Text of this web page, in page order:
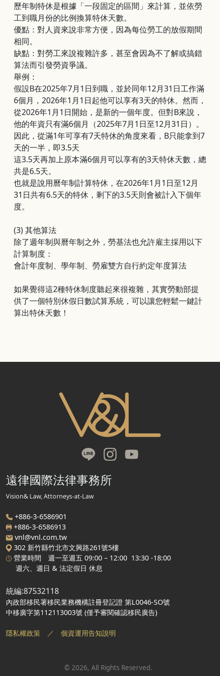
歷年制特休是根據「一段固定的區間」來計算，並依勞
工到職月份的比例換算特休天數。
優點：對人資來說非常方便，因為每位勞工的放假期間
相同。
缺點：對勞工來說複雜許多，甚至會因為不了解或搞錯
算法而引發勞資爭議。
舉例：
假設B在2025年7月1日到職，並於同年12月31日工作滿
6個月，2026年1月1日起他可以享有3天的特休。然而，
從2026年1月1日開始，是新的一個年度。但對B來說，
他的年資只有滿6個月（2025年7月1日至12月31日）。
因此，從滿1年可享有7天特休的角度來看，B只能拿到7
天的一半，即3.5天
這3.5天再加上原本滿6個月可以享有的3天特休天數，總
共是6.5天。
也就是說用曆年制計算特休，在2026年1月1日至12月
31日共有6.5天的特休，剩下的3.5天則會被計入下個年
度。
(3)其他算法
除了週年制與曆年制之外，勞基法也允許雇主採用以下
計算制度：
會計年度制、學年制、勞雇雙方自行約定年度算法
如果覺得這2種特休制度聽起來很複雜，其實勞動部提
供了一個特別休假日數試算系統，可以讓您輕鬆一鍵計
算出特休天數！
遠律國際法律事務所
Vision& Law, Attorneys-at-Law
+886-3-6586901
+886-3-6586913
vnl@vnl.com.tw
302 新竹縣竹北市文興路261號5樓
營業時間 週一至週五 09:00 – 12:00 13:30 -18:00
週六、週日 & 法定假日 休息
統編:87532118
內政部移民署移民業務機構註冊登記證 第L0046-SO號
中移廣字第112113003號 (僅予審閱確認移民廣告)
隱私權政策 ／ 個資運用告知說明
© 2026, All Rights Reserved.